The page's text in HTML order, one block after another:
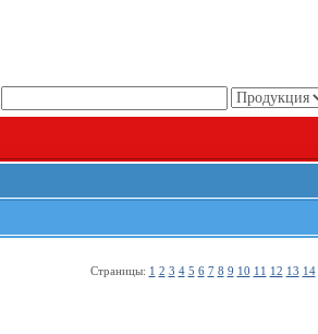
Страницы: 1 2 3 4 5 6 7 8 9 10 11 12 13 14